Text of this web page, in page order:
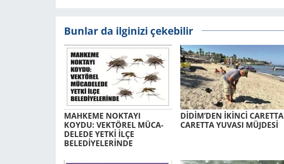
Bunlar da ilginizi çekebilir
MAH­KE­ME NOK­TA­YI
KOYDU: VEK­TÖ­REL MÜ­CA­
DE­LE­DE YETKİ İLÇE
BELEDİYELERİNDE
DİDİM’DEN İKİNCİ CA­RET­TA
CA­RET­TA YU­VA­SI MÜJ­DESİ